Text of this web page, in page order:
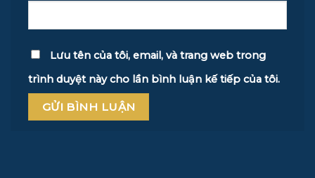
Lưu tên của tôi, email, và trang web trong
trình duyệt này cho lần bình luận kế tiếp của tôi.